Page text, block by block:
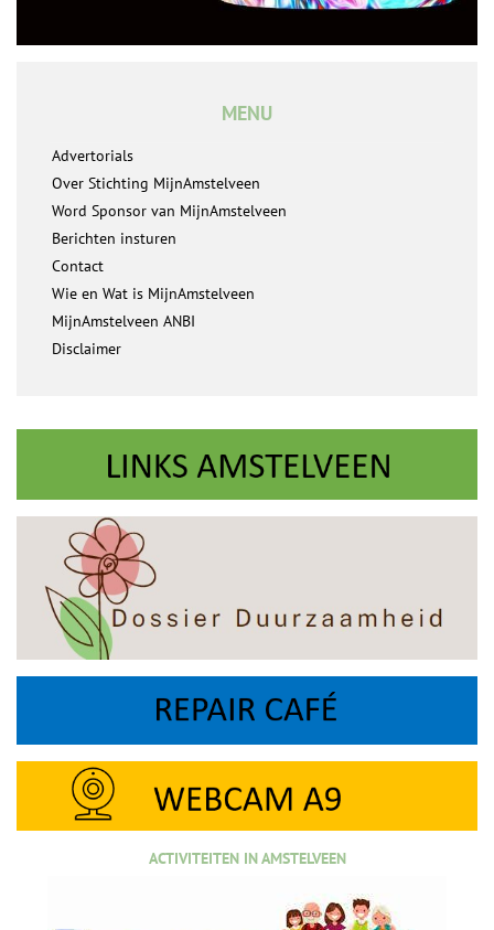
MENU
Advertorials
Over Stichting MijnAmstelveen
Word Sponsor van MijnAmstelveen
Berichten insturen
Contact
Wie en Wat is MijnAmstelveen
MijnAmstelveen ANBI
Disclaimer
ACTIVITEITEN IN AMSTELVEEN